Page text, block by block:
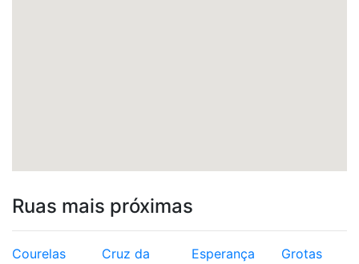
Ruas mais próximas
Courelas
Cruz da
Esperança
Grotas